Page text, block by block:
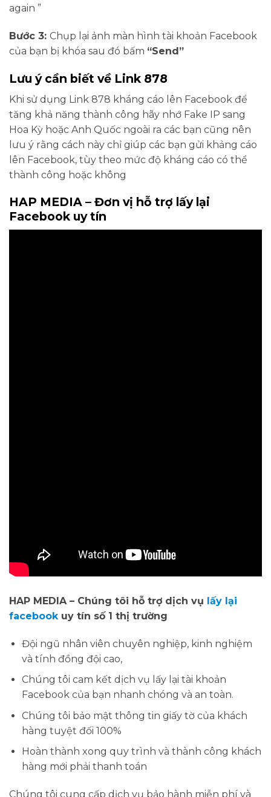
again ”
Bước 3: Chụp lại ảnh màn hình tài khoản Facebook
của bạn bị khóa sau đó bấm “Send”
Lưu ý cần biết về Link 878
Khi sử dụng Link 878 kháng cáo lên Facebook để
tăng khả năng thành công hãy nhớ Fake IP sang
Hoa Kỳ hoặc Anh Quốc ngoài ra các bạn cũng nên
lưu ý rằng cách này chỉ giúp các bạn gửi khảng cáo
lên Facebook, tùy theo mức độ kháng cáo có thể
thành công hoặc không
HAP MEDIA – Đơn vị hỗ trợ lấy lại
Facebook uy tín
HAP MEDIA – Chúng tôi hỗ trợ dịch vụ lấy lại
facebook uy tín số 1 thị trường
Đội ngũ nhân viên chuyên nghiệp, kinh nghiệm
và tính đồng đội cao,
Chúng tôi cam kết dịch vụ lấy lại tài khoản
Facebook của bạn nhanh chóng và an toàn.
Chúng tôi bảo mật thông tin giấy tờ của khách
hàng tuyệt đối 100%
Hoàn thành xong quy trình và thành công khách
hàng mới phải thanh toán
Chúng tôi cung cấp dịch vụ bảo hành miễn phí và